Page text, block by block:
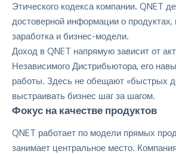
Этического кодексакомпании. QNET
достоверной информации о продуктах,
заработка и бизнес-модели.
Доход в QNET напрямую зависит от
Независимого Дистрибьютора, его
работы. Здесь не обещают «быстрых
выстраивать бизнес шаг за шагом.
Фокус на качестве продуктов
QNET работает по модели прямых
занимает центральное место.